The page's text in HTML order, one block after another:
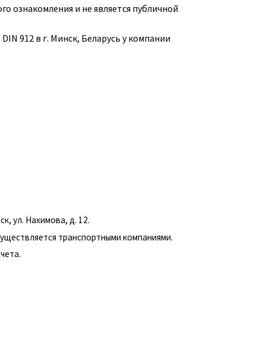
ознакомления и не является публичной
912 в г. Минск, Беларусь у компании
ул. Нахимова, д. 12.
транспортными компаниями.